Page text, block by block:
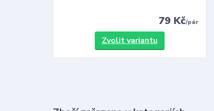
79 Kč/pár
Zvolit variantu